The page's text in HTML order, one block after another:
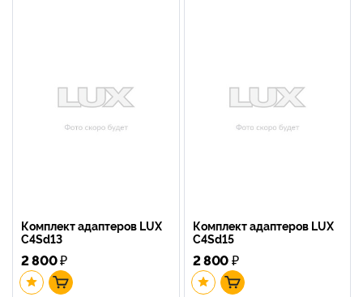
Комплект адаптеров LUX
C4Sd13
2 800₽
Комплект адаптеров LUX
C4Sd15
2 800₽